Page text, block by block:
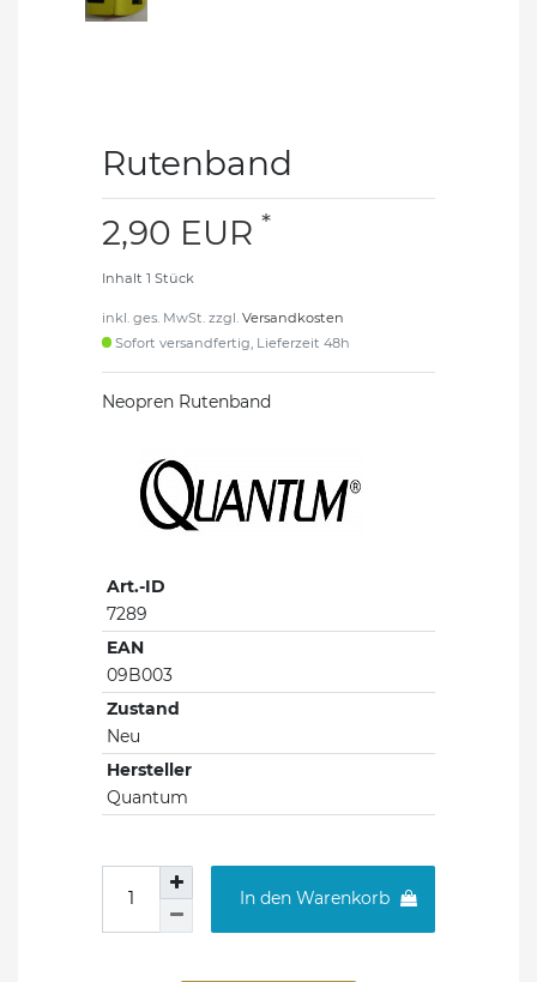
Rutenband
2,90 EUR *
Inhalt 1 Stück
inkl. ges. MwSt. zzgl. Versandkosten
Sofort versandfertig, Lieferzeit 48h
Neopren Rutenband
Art.-ID
7289
EAN
09B003
Zustand
Neu
Hersteller
Quantum
In den Warenkorb